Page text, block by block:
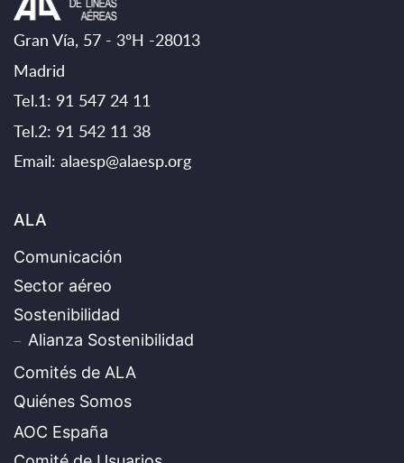
Gran Vía, 57 - 3ºH -28013
Madrid
Tel.1: 91 547 24 11
Tel.2: 91 542 11 38
Email: alaesp@alaesp.org
ALA
Comunicación
Sector aéreo
Sostenibilidad
Alianza Sostenibilidad
Comités de ALA
Quiénes Somos
AOC España